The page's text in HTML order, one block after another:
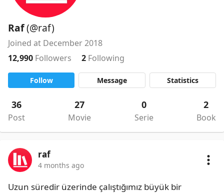
Raf(@raf)
Joined at December 2018
12,990 Followers 2 Following
Follow Message Statistics
36
Post
27
Movie
0
Serie
2
Book
raf
4 months ago
Uzun süredir üzerinde çalıştığımız büyük bir